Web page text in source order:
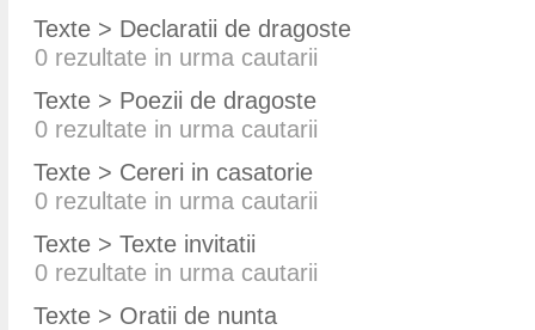
Texte > Declaratii de dragoste
0 rezultate in urma cautarii
Texte > Poezii de dragoste
0 rezultate in urma cautarii
Texte > Cereri in casatorie
0 rezultate in urma cautarii
Texte > Texte invitatii
0 rezultate in urma cautarii
Texte > Oratii de nunta